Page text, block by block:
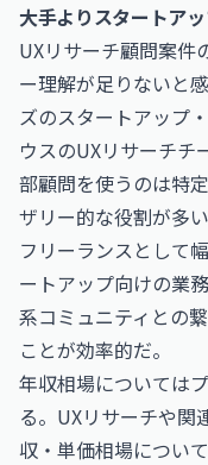
大手よりスタートア
UXリサーチ顧問案件
ー理解が足りないと
ズのスタートアップ
ウスのUXリサーチチ
部顧問を使うのは特
ザリー的な役割が多い
フリーランスとして
ートアップ向けの業
系コミュニティとの
ことが効率的だ。
年収相場については
る。UXリサーチや関
収・単価相場につい